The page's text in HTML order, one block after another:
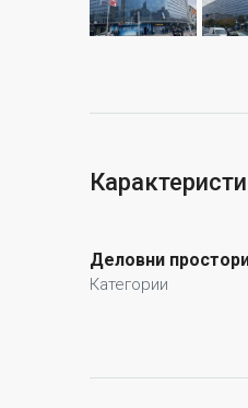
Деловни
Категории